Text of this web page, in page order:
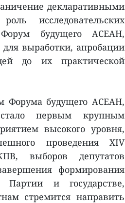
декларативными
исследовательских
будущего АСЕАН,
выработки, апробации
до их практической
Форума будущего АСЕАН,
первым крупным
высокого уровня,
проведения XIV
выборов депутатов
формирования
и государстве,
стремится направить